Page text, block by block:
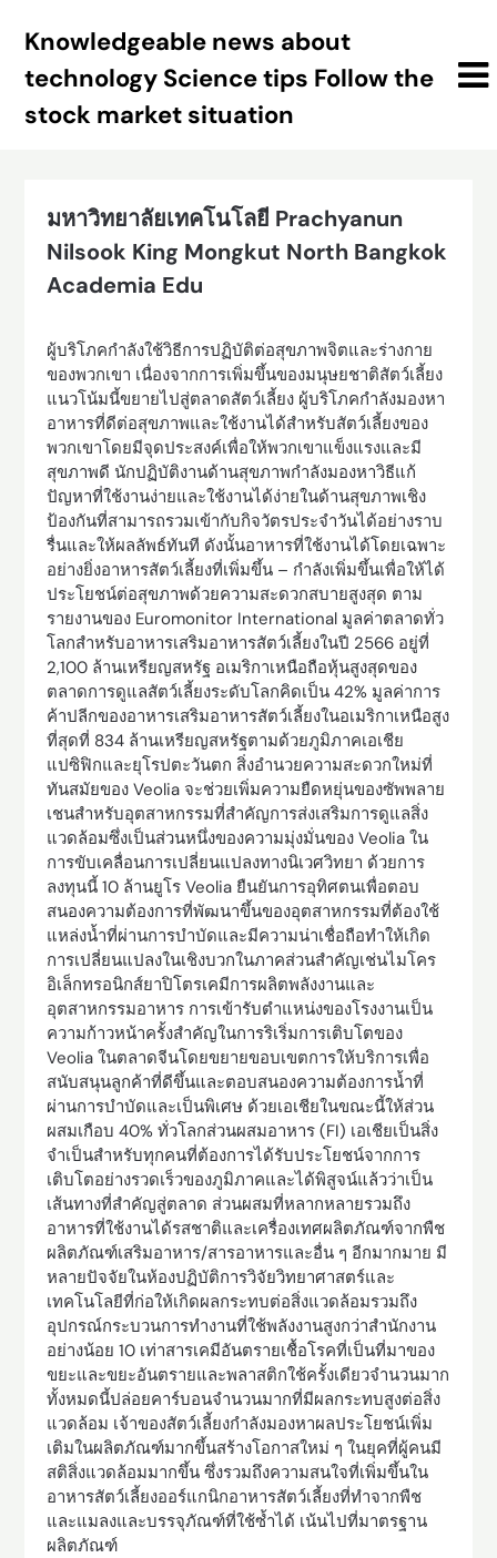
Knowledgeable news about
technology Science tips Follow the
stock market situation
มหาวิทยาลัยเทคโนโลยี Prachyanun
Nilsook King Mongkut North Bangkok
Academia Edu
ผู้บริโภคกำลังใช้วิธีการปฏิบัติต่อสุขภาพจิตและร่างกาย
ของพวกเขา เนื่องจากการเพิ่มขึ้นของมนุษยชาติสัตว์เลี้ยง
แนวโน้มนี้ขยายไปสู่ตลาดสัตว์เลี้ยง ผู้บริโภคกำลังมองหา
อาหารที่ดีต่อสุขภาพและใช้งานได้สำหรับสัตว์เลี้ยงของ
พวกเขาโดยมีจุดประสงค์เพื่อให้พวกเขาแข็งแรงและมี
สุขภาพดี นักปฏิบัติงานด้านสุขภาพกำลังมองหาวิธีแก้
ปัญหาที่ใช้งานง่ายและใช้งานได้ง่ายในด้านสุขภาพเชิง
ป้องกันที่สามารถรวมเข้ากับกิจวัตรประจำวันได้อย่างราบ
รื่นและให้ผลลัพธ์ทันที ดังนั้นอาหารที่ใช้งานได้โดยเฉพาะ
อย่างยิ่งอาหารสัตว์เลี้ยงที่เพิ่มขึ้น – กำลังเพิ่มขึ้นเพื่อให้ได้
ประโยชน์ต่อสุขภาพด้วยความสะดวกสบายสูงสุด ตาม
รายงานของ Euromonitor International มูลค่าตลาดทั่ว
โลกสำหรับอาหารเสริมอาหารสัตว์เลี้ยงในปี 2566 อยู่ที่
2,100 ล้านเหรียญสหรัฐ อเมริกาเหนือถือหุ้นสูงสุดของ
ตลาดการดูแลสัตว์เลี้ยงระดับโลกคิดเป็น 42% มูลค่าการ
ค้าปลีกของอาหารเสริมอาหารสัตว์เลี้ยงในอเมริกาเหนือสูง
ที่สุดที่ 834 ล้านเหรียญสหรัฐตามด้วยภูมิภาคเอเชีย
แปซิฟิกและยุโรปตะวันตก สิ่งอำนวยความสะดวกใหม่ที่
ทันสมัยของ Veolia จะช่วยเพิ่มความยืดหยุ่นของซัพพลาย
เชนสำหรับอุตสาหกรรมที่สำคัญการส่งเสริมการดูแลสิ่ง
แวดล้อมซึ่งเป็นส่วนหนึ่งของความมุ่งมั่นของ Veolia ใน
การขับเคลื่อนการเปลี่ยนแปลงทางนิเวศวิทยา ด้วยการ
ลงทุนนี้ 10 ล้านยูโร Veolia ยืนยันการอุทิศตนเพื่อตอบ
สนองความต้องการที่พัฒนาขึ้นของอุตสาหกรรมที่ต้องใช้
แหล่งน้ำที่ผ่านการบำบัดและมีความน่าเชื่อถือทำให้เกิด
การเปลี่ยนแปลงในเชิงบวกในภาคส่วนสำคัญเช่นไมโคร
อิเล็กทรอนิกส์ยาปิโตรเคมีการผลิตพลังงานและ
อุตสาหกรรมอาหาร การเข้ารับตำแหน่งของโรงงานเป็น
ความก้าวหน้าครั้งสำคัญในการริเริ่มการเติบโตของ
Veolia ในตลาดจีนโดยขยายขอบเขตการให้บริการเพื่อ
สนับสนุนลูกค้าที่ดีขึ้นและตอบสนองความต้องการน้ำที่
ผ่านการบำบัดและเป็นพิเศษ ด้วยเอเชียในขณะนี้ให้ส่วน
ผสมเกือบ 40% ทั่วโลกส่วนผสมอาหาร (FI) เอเชียเป็นสิ่ง
จำเป็นสำหรับทุกคนที่ต้องการได้รับประโยชน์จากการ
เติบโตอย่างรวดเร็วของภูมิภาคและได้พิสูจน์แล้วว่าเป็น
เส้นทางที่สำคัญสู่ตลาด ส่วนผสมที่หลากหลายรวมถึง
อาหารที่ใช้งานได้รสชาติและเครื่องเทศผลิตภัณฑ์จากพืช
ผลิตภัณฑ์เสริมอาหาร/สารอาหารและอื่น ๆ อีกมากมาย มี
หลายปัจจัยในห้องปฏิบัติการวิจัยวิทยาศาสตร์และ
เทคโนโลยีที่ก่อให้เกิดผลกระทบต่อสิ่งแวดล้อมรวมถึง
อุปกรณ์กระบวนการทำงานที่ใช้พลังงานสูงกว่าสำนักงาน
อย่างน้อย 10 เท่าสารเคมีอันตรายเชื้อโรคที่เป็นที่มาของ
ขยะและขยะอันตรายและพลาสติกใช้ครั้งเดียวจำนวนมาก
ทั้งหมดนี้ปล่อยคาร์บอนจำนวนมากที่มีผลกระทบสูงต่อสิ่ง
แวดล้อม เจ้าของสัตว์เลี้ยงกำลังมองหาผลประโยชน์เพิ่ม
เติมในผลิตภัณฑ์มากขึ้นสร้างโอกาสใหม่ ๆ ในยุคที่ผู้คนมี
สติสิ่งแวดล้อมมากขึ้น ซึ่งรวมถึงความสนใจที่เพิ่มขึ้นใน
อาหารสัตว์เลี้ยงออร์แกนิกอาหารสัตว์เลี้ยงที่ทำจากพืช
และแมลงและบรรจุภัณฑ์ที่ใช้ซ้ำได้ เน้นไปที่มาตรฐาน
ผลิตภัณฑ์